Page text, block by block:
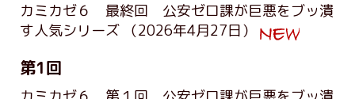
カミカゼ６ 最終回 公安ゼロ課が巨悪をブッ潰
す人気シリーズ （2026年4月27日）
第1回